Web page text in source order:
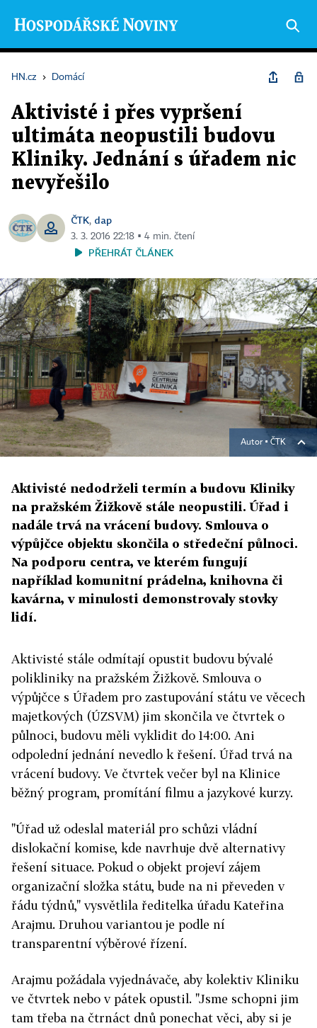
HN.cz › Domácí
Aktivisté i přes vypršení
ultimáta neopustili budovu
Kliniky. Jednání s úřadem nic
nevyřešilo
ČTK, dap
3. 3. 2016 22:18 ▪ 4 min. čtení
PŘEHRÁT ČLÁNEK
Autor ▪ ČTK
Aktivisté nedodrželi termín a budovu Kliniky
na pražském Žižkově stále neopustili. Úřad i
nadále trvá na vrácení budovy. Smlouva o
výpůjčce objektu skončila o středeční půlnoci.
Na podporu centra, ve kterém fungují
například komunitní prádelna, knihovna či
kavárna, v minulosti demonstrovaly stovky
lidí.
Aktivisté stále odmítají opustit budovu bývalé
polikliniky na pražském Žižkově. Smlouva o
výpůjčce s Úřadem pro zastupování státu ve věcech
majetkových (ÚZSVM) jim skončila ve čtvrtek o
půlnoci, budovu měli vyklidit do 14:00. Ani
odpolední jednání nevedlo k řešení. Úřad trvá na
vrácení budovy. Ve čtvrtek večer byl na Klinice
běžný program, promítání filmu a jazykové kurzy.
"Úřad už odeslal materiál pro schůzi vládní
dislokační komise, kde navrhuje dvě alternativy
řešení situace. Pokud o objekt projeví zájem
organizační složka státu, bude na ni převeden v
řádu týdnů," vysvětlila ředitelka úřadu Kateřina
Arajmu. Druhou variantou je podle ní
transparentní výběrové řízení.
Arajmu požádala vyjednávače, aby kolektiv Kliniku
ve čtvrtek nebo v pátek opustil. "Jsme schopni jim
tam třeba na čtrnáct dnů ponechat věci, aby si je